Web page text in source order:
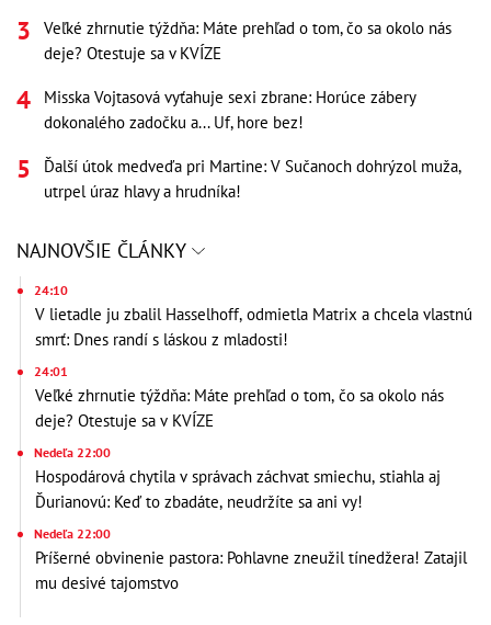
Veľké zhrnutie týždňa: Máte prehľad o tom, čo sa okolo nás
deje? Otestuje sa v KVÍZE
Misska Vojtasová vyťahuje sexi zbrane: Horúce zábery
dokonalého zadočku a... Uf, hore bez!
Ďalší útok medveďa pri Martine: V Sučanoch dohrýzol muža,
utrpel úraz hlavy a hrudníka!
NAJNOVŠIE ČLÁNKY
24:10
V lietadle ju zbalil Hasselhoff, odmietla Matrix a chcela vlastnú
smrť: Dnes randí s láskou z mladosti!
24:01
Veľké zhrnutie týždňa: Máte prehľad o tom, čo sa okolo nás
deje? Otestuje sa v KVÍZE
Nedeľa 22:00
Hospodárová chytila v správach záchvat smiechu, stiahla aj
Ďurianovú: Keď to zbadáte, neudržíte sa ani vy!
Nedeľa 22:00
Príšerné obvinenie pastora: Pohlavne zneužil tínedžera! Zatajil
mu desivé tajomstvo